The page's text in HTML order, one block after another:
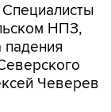
Специалисты
НПЗ,
падения
Чеверев